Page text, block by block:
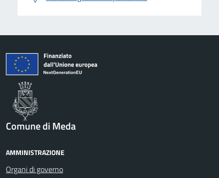
Comune di Meda
AMMINISTRAZIONE
Organi di governo